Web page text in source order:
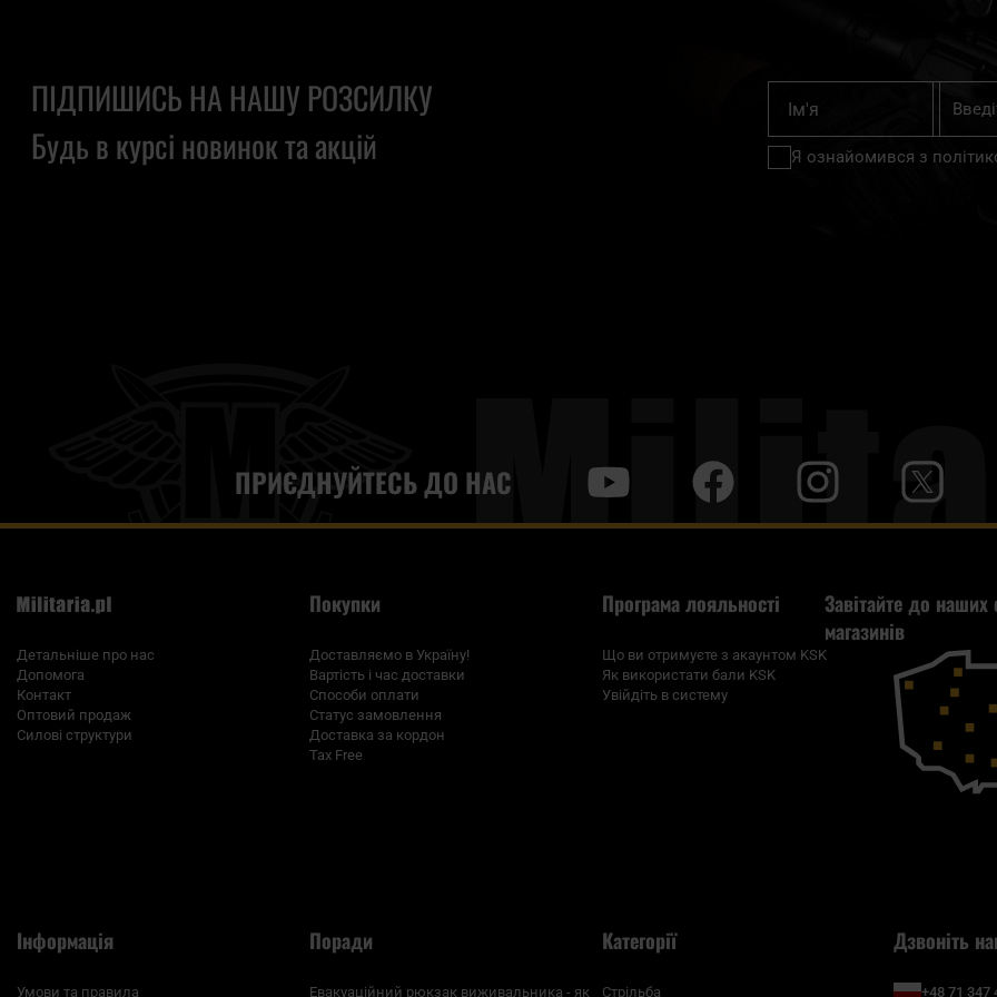
ПІДПИШИСЬ НА НАШУ РОЗСИЛКУ
Будь в курсі новинок та акцій
нашу
розсилку
Я ознайомився з
ПРИЄДНУЙТЕСЬ ДО НАС
Детальніше про нас
Допомога
Контакт
Оптовий продаж
Силові структури
Покупки
Доставляємо в Україну!
Вартість і час доставки
Способи оплати
Статус замовлення
Доставка за кордон
Tax Free
Програма лояльності
Що ви отримуєте з акаунтом KSK
Як використати бали KSK
Увійдіть в систему
Завітайте до наших
магазинів
Інформація
Умови та правила
Поради
Евакуаційний рюкзак виживальника - як
Категорії
Стрільба
Дзвоніть
+48 71 347